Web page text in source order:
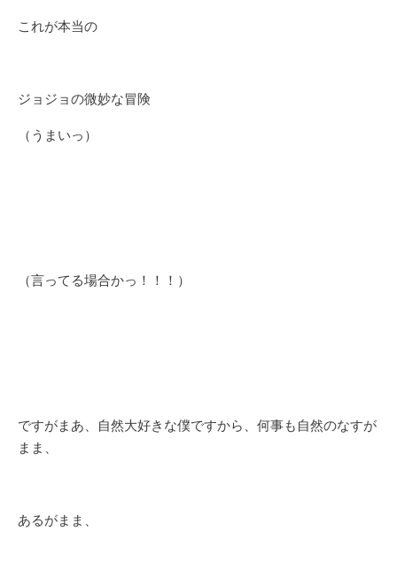
これが本当の
ジョジョの微妙な冒険
（うまいっ）
（言ってる場合かっ！！！）
ですがまあ、自然大好きな僕ですから、何事も自然のなすが
まま、
あるがまま、